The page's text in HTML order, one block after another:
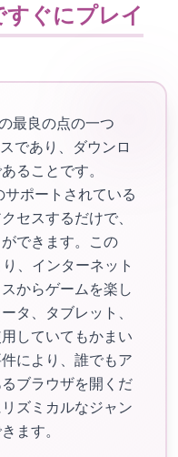
ぐにプレイ
最良の点の一つ
であり、ダウンロ
ることです。
サポートされている
セスするだけで、
できます。この
、インターネット
からゲームを楽し
タ、タブレット、
していてもかまい
により、誰でもア
ブラウザを開くだ
ズミカルなジャン
ます。